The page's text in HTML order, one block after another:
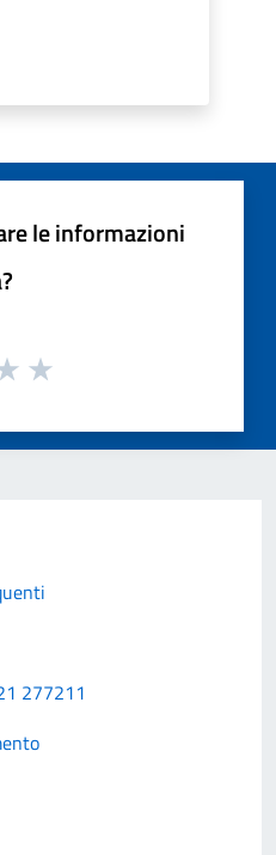
le informazioni
277211